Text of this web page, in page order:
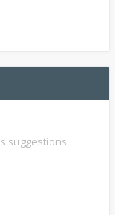
suggestions